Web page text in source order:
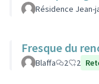
Résidence Jean-
Fresque du
Blaffa 2 2